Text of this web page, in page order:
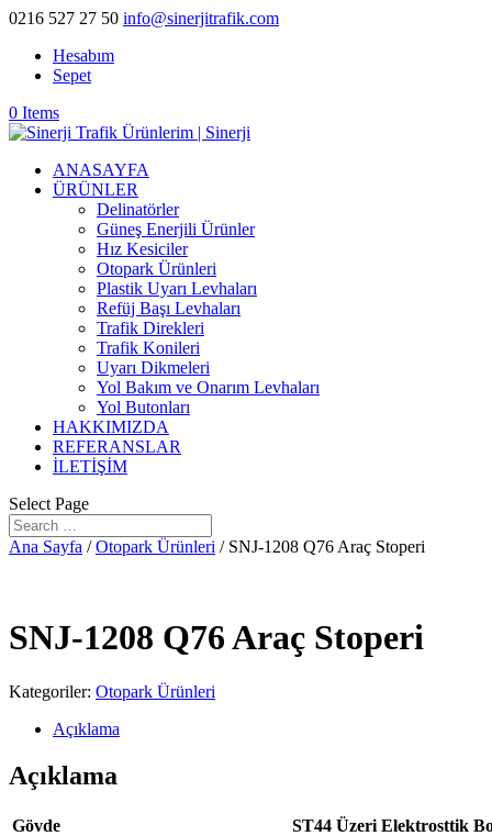
0216 527 27 50 info@sinerjitrafik.com
Hesabım
Sepet
0 Items
ANASAYFA
ÜRÜNLER
Delinatörler
Güneş Enerjili Ürünler
Hız Kesiciler
Otopark Ürünleri
Plastik Uyarı Levhaları
Refüj Başı Levhaları
Trafik Direkleri
Trafik Konileri
Uyarı Dikmeleri
Yol Bakım ve Onarım Levhaları
Yol Butonları
HAKKIMIZDA
REFERANSLAR
İLETİŞİM
Select Page
Ana Sayfa /Otopark Ürünleri / SNJ-1208 Q76 Araç Stoperi
SNJ-1208 Q76 Araç Stoperi
Kategoriler: Otopark Ürünleri
Açıklama
Açıklama
Gövde
ST44 Üzeri Elektrosttik